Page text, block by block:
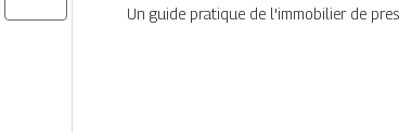
Un guide pratique de l'immobilier de